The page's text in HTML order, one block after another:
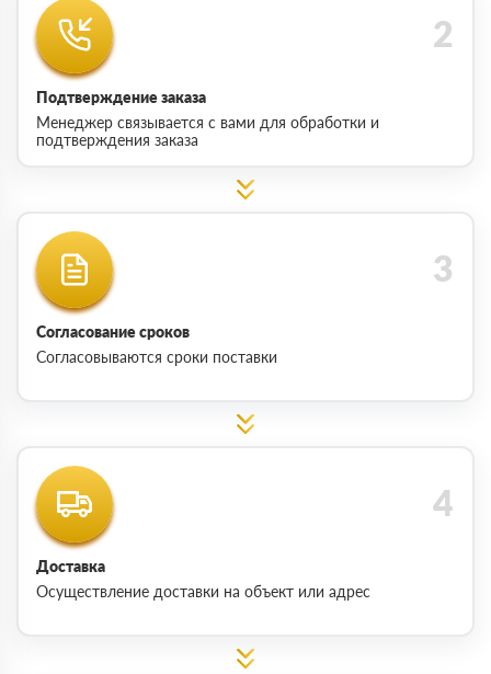
Подтверждение заказа
Менеджер связывается с вами для обработки и
подтверждения заказа
Согласование сроков
Согласовываются сроки поставки
Доставка
Осуществление доставки на объект или адрес